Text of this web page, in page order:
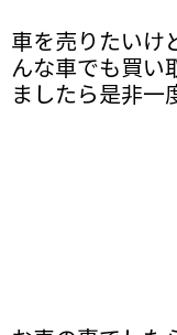
車を売りたいけ
んな車でも買い
ましたら是非一